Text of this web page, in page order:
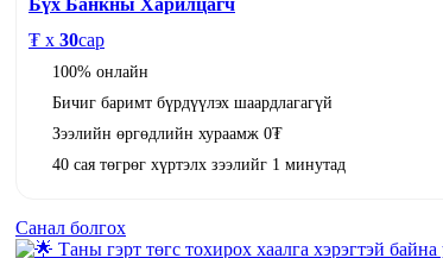
₮ x 30сар
100% онлайн
Бичиг баримт бүрдүүлэх шаардлагагүй
Зээлийн өргөдлийн хураамж 0₮
40 сая төгрөг хүртэлх зээлийг 1 минутад
Санал болгох